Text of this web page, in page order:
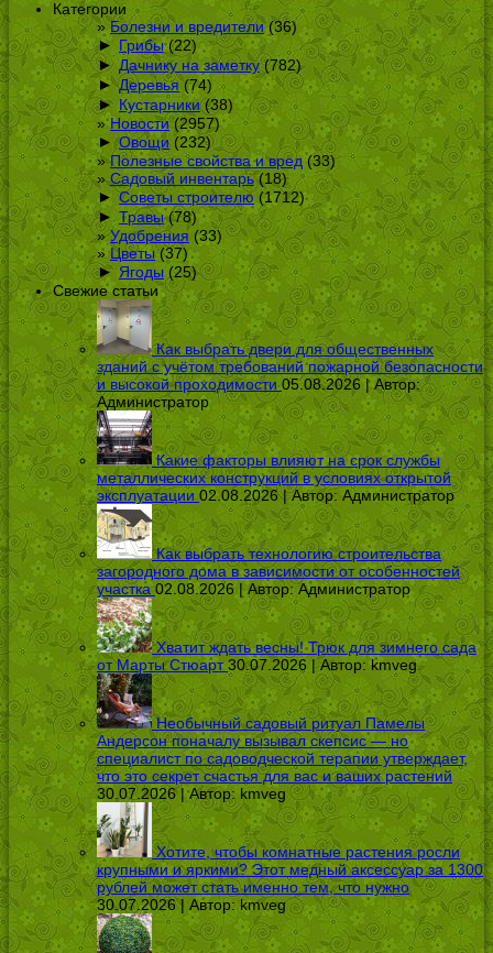
Категории
Болезни и вредители(36)
► Грибы(22)
► Дачнику на заметку(782)
► Деревья(74)
► Кустарники(38)
Новости(2957)
► Овощи(232)
Полезные свойства и вред(33)
Садовый инвентарь(18)
► Советы строителю(1712)
► Травы(78)
Удобрения (33)
Цветы(37)
► Ягоды (25)
Свежие статьи
Как выбрать двери для общественных
зданий с учётом требований пожарной безопасности
и высокой проходимости 05.08.2026 | Автор:
Администратор
Какие факторы влияют на срок службы
металлических конструкций в условиях открытой
эксплуатации 02.08.2026 | Автор: Администратор
Как выбрать технологию строительства
загородного дома в зависимости от особенностей
участка 02.08.2026 | Автор:Администратор
Хватит ждать весны! Трюк для зимнего сада
от Марты Стюарт 30.07.2026 | Автор: kmveg
Необычный садовый ритуал Памелы
Андерсон поначалу вызывал скепсис — но
специалист по садоводческой терапии утверждает,
что это секрет счастья для вас и ваших растений
30.07.2026 | Автор: kmveg
Хотите, чтобы комнатные растения росли
крупными и яркими? Этот медный аксессуар за 1300
рублей может стать именно тем, что нужно
30.07.2026 | Автор: kmveg